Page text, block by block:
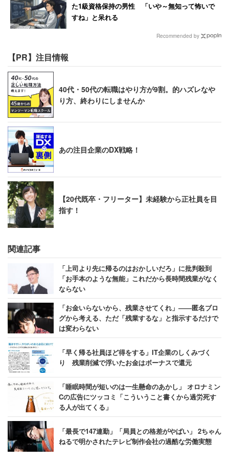
た1級資格保持の男性 「いや～無知って怖いで
すね」と呆れる
Recommended by
【PR】注目情報
40代・50代の転職はやり方が9割。的ハズレなや
り方、終わりにしませんか
あの注目企業のDX戦略！
【20代既卒・フリーター】未経験から正社員を目
指す！
関連記事
「上司より先に帰るのはおかしいだろ」に批判殺到
「お手本のような無能」これだから長時間残業がなく
ならない
「お金いらないから、残業させてくれ」――匿名ブロ
グから考える、ただ「残業するな」と指示するだけで
は変わらない
「早く帰る社員ほど得をする」IT企業のしくみづく
り 残業削減で浮いたお金はボーナスで還元
「睡眠時間が短いのは一生懸命のあかし」 オロナミン
Cの広告にツッコミ「こういうこと書くから過労死す
る人が出てくる」
「最長で147連勤」「局員との格差がやばい」 2ちゃん
ねるで明かされたテレビ制作会社の過酷な労働実態